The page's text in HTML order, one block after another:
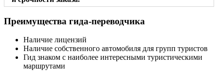
Преимущества гида-переводчика
Наличие лицензий
Наличие собственного автомобиля для групп туристов
Гид знаком с наиболее интересными туристическими
маршрутами